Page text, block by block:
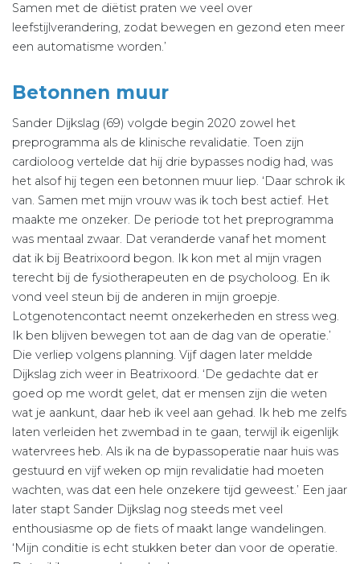
Samen met de diëtist praten we veel over
leefstijlverandering, zodat bewegen en gezond eten meer
een automatisme worden.’
Betonnen muur
Sander Dijkslag (69) volgde begin 2020 zowel het
preprogramma als de klinische revalidatie. Toen zijn
cardioloog vertelde dat hij drie bypasses nodig had, was
het alsof hij tegen een betonnen muur liep. ‘Daar schrok ik
van. Samen met mijn vrouw was ik toch best actief. Het
maakte me onzeker. De periode tot het preprogramma
was mentaal zwaar. Dat veranderde vanaf het moment
dat ik bij Beatrixoord begon. Ik kon met al mijn vragen
terecht bij de fysiotherapeuten en de psycholoog. En ik
vond veel steun bij de anderen in mijn groepje.
Lotgenotencontact neemt onzekerheden en stress weg.
Ik ben blijven bewegen tot aan de dag van de operatie.’
Die verliep volgens planning. Vijf dagen later meldde
Dijkslag zich weer in Beatrixoord. ‘De gedachte dat er
goed op me wordt gelet, dat er mensen zijn die weten
wat je aankunt, daar heb ik veel aan gehad. Ik heb me zelfs
laten verleiden het zwembad in te gaan, terwijl ik eigenlijk
watervrees heb. Als ik na de bypassoperatie naar huis was
gestuurd en vijf weken op mijn revalidatie had moeten
wachten, was dat een hele onzekere tijd geweest.’ Een jaar
later stapt Sander Dijkslag nog steeds met veel
enthousiasme op de fiets of maakt lange wandelingen.
‘Mijn conditie is echt stukken beter dan voor de operatie.